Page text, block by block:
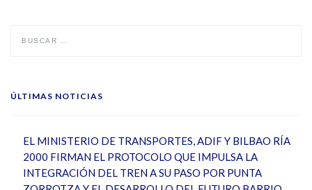
ÚLTIMAS NOTICIAS
EL MINISTERIO DE TRANSPORTES, ADIF Y BILBAO RÍA
2000 FIRMAN EL PROTOCOLO QUE IMPULSA LA
INTEGRACIÓN DEL TREN A SU PASO POR PUNTA